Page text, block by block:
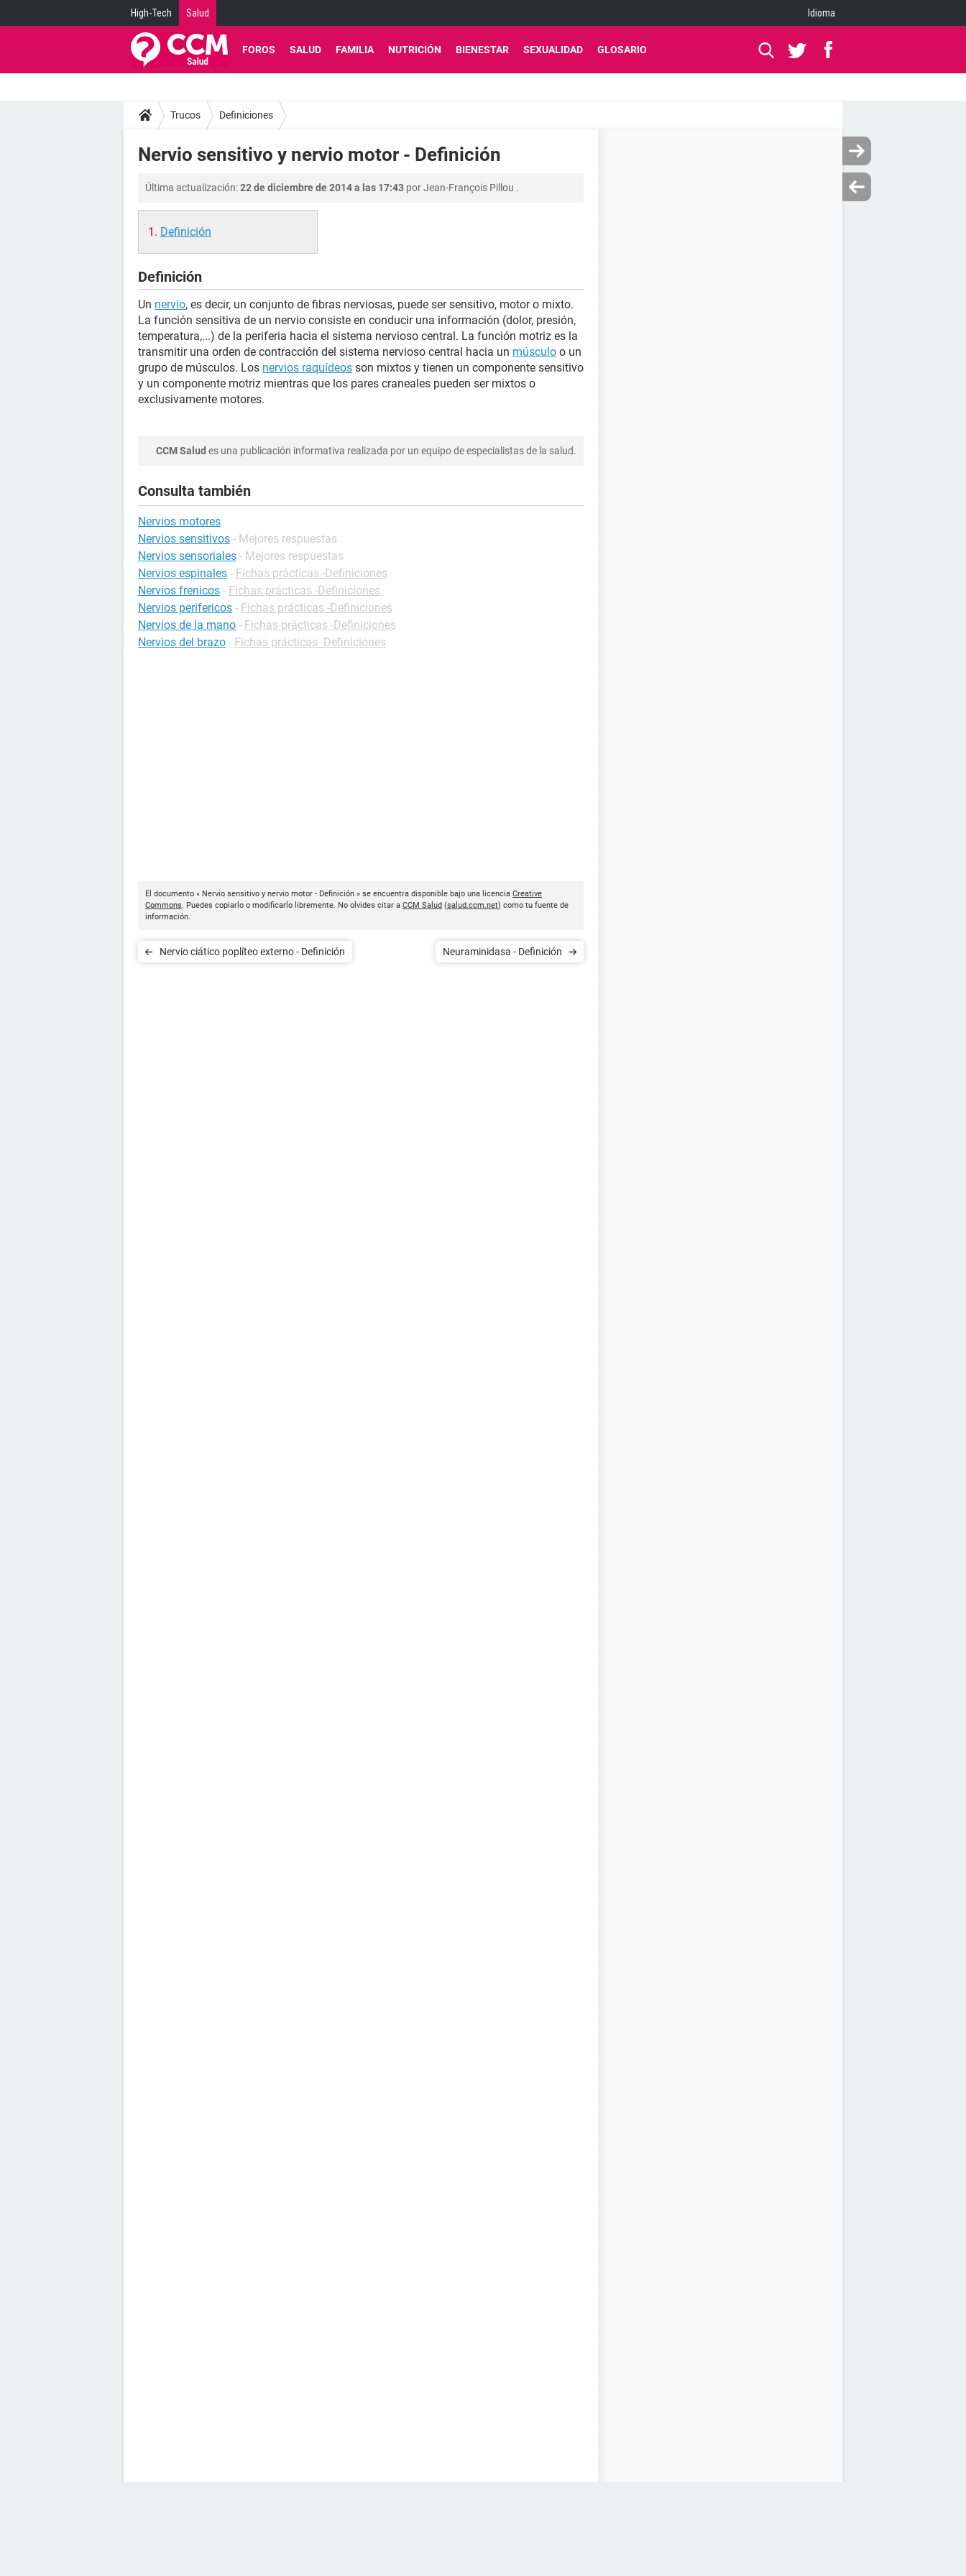
High-Tech Salud Idioma
FOROS SALUD FAMILIA NUTRICIÓN BIENESTAR SEXUALIDAD GLOSARIO
Trucos Definiciones
Nervio sensitivo y nervio motor - Definición
Última actualización:22 de diciembre de 2014 a las 17:43 porJean-François Pillou .
Definición
Definición
Un nervio, es decir, un conjunto de fibras nerviosas, puede ser sensitivo, motor o mixto.
La función sensitiva de un nervio consiste en conducir una información (dolor, presión,
temperatura,...) de la periferia hacia el sistema nervioso central. La función motriz es la
transmitir una orden de contracción del sistema nervioso central hacia un músculo o un
grupo de músculos. Los nervios raquídeos son mixtos y tienen un componente sensitivo
y un componente motriz mientras que los pares craneales pueden ser mixtos o
exclusivamente motores.
CCM Salud es una publicación informativa realizada por un equipo de especialistas de la salud.
Consulta también
Nervios motores
Nervios sensitivos - Mejores respuestas
Nervios sensoriales - Mejores respuestas
Nervios espinales - Fichas prácticas -Definiciones
Nervios frenicos - Fichas prácticas -Definiciones
Nervios perifericos - Fichas prácticas -Definiciones
Nervios de la mano - Fichas prácticas -Definiciones
Nervios del brazo - Fichas prácticas -Definiciones
El documento « Nervio sensitivo y nervio motor - Definición » se encuentra disponible bajo una licencia Creative
Commons. Puedes copiarlo o modificarlo libremente. No olvides citar a CCM Salud (salud.ccm.net) como tu fuente de
información.
Nervio ciático poplíteo externo - Definición Neuraminidasa - Definición